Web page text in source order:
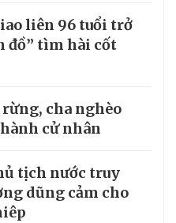
liên 96 tuổi trở
đồ” tìm hài cốt
cha nghèo
cử nhân
tịch nước truy
dũng cảm cho